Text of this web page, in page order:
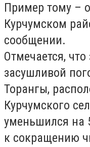
Пример тому –
Курчумском
сообщении.
Отмечается,
засушливой
Торангы,
Курчумского
уменьшился на
к сокращению